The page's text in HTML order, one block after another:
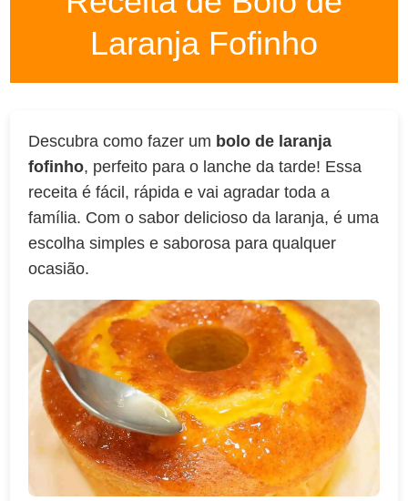
Laranja Fofinho
Descubra como fazer um bolo de laranja
fofinho, perfeito para o lanche da tarde! Essa
receita é fácil, rápida e vai agradar toda a
família. Com o sabor delicioso da laranja, é uma
escolha simples e saborosa para qualquer
ocasião.